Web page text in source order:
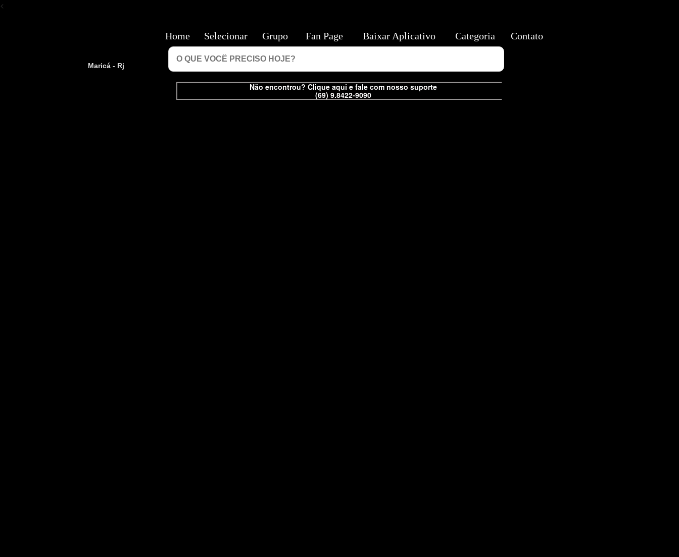
<
Maricá - Rj
Não encontrou? Clique aqui e fale com nosso suporte
(69) 9.8422-9090
Home Selecionar Grupo Fan Page Baixar Aplicativo Categoria Contato